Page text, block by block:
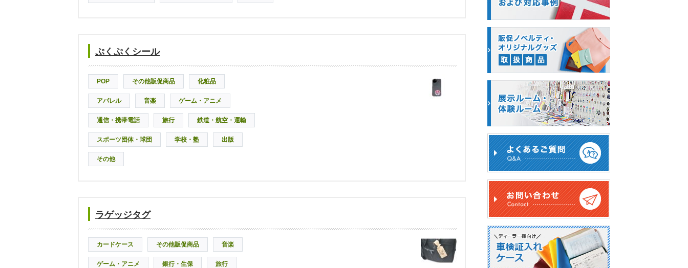
ぷくぷくシール
POP その他販促商品 化粧品
アパレル 音楽 ゲーム・アニメ
通信・携帯電話 旅行 鉄道・航空・運輸
スポーツ団体・球団 学校・塾 出版
その他
ラゲッジタグ
カードケース その他販促商品 音楽
ゲーム・アニメ 銀行・生保 旅行